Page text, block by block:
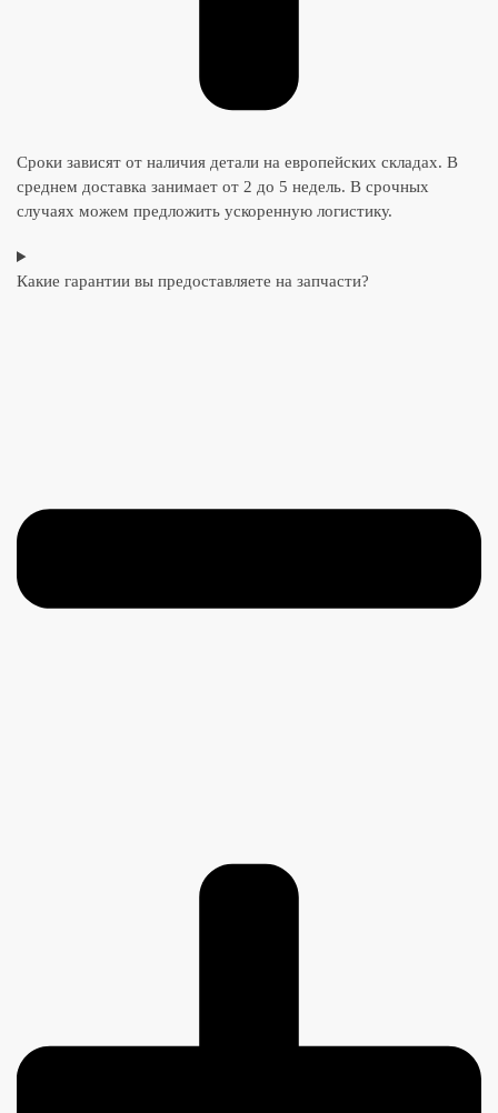
Сроки зависят от наличия детали на европейских складах. В
среднем доставка занимает от 2 до 5 недель. В срочных
случаях можем предложить ускоренную логистику.
Какие гарантии вы предоставляете на запчасти?